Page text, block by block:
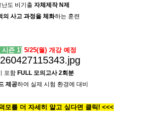
난도 비기출 자체제작 N제
의 사고 과정을 체화하는 훈련
시즌 1] 5/25(월) 개강 예정
포함 FULL 모의고사 2회분
제공하여 실제 시험 환경에 대비
모를 더 자세히 알고 싶다면 클릭! <<<